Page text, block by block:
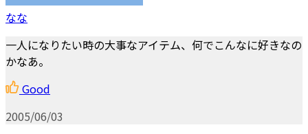
なな
一人になりたい時の大事なアイテム、何でこんなに好きなの
かなあ。
Good
2005/06/03